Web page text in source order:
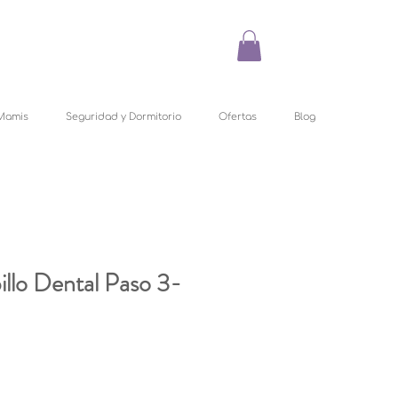
Seguridad y Dormitorio Ofertas Blog
Dental Paso 3-